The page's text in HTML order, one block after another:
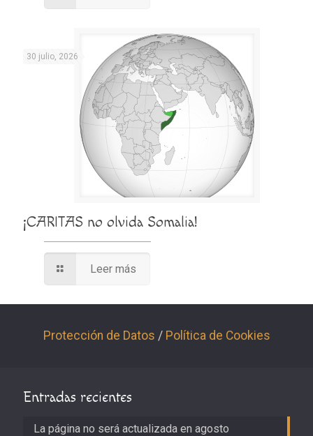
30 julio, 2026
¡CARITAS no olvida Somalia!
Leer más
Protección de Datos / Política de Cookies
Entradas recientes
La página no será actualizada en agosto